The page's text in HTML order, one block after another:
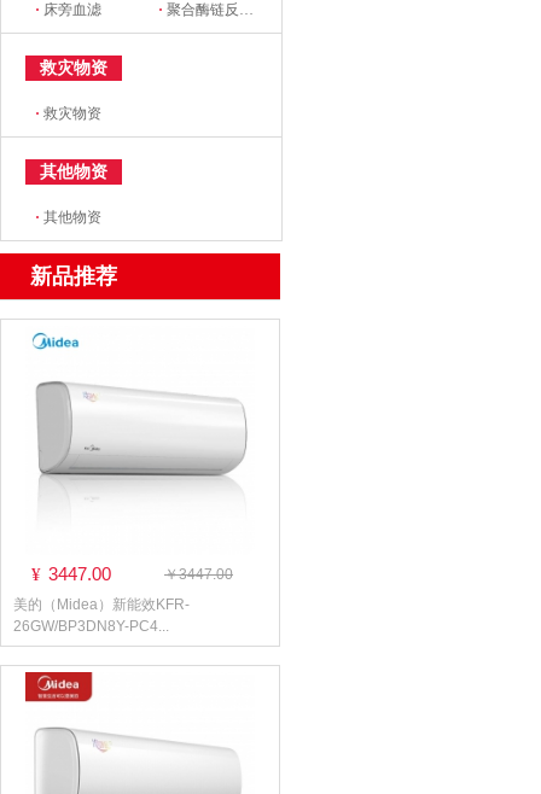
· 床旁血滤 ·聚合酶链反应监测器
救灾物资
·救灾物资
其他物资
·其他物资
新品推荐
¥ 3447.00
￥3447.00
美的（Midea）新能效KFR-
26GW/BP3DN8Y-PC4...